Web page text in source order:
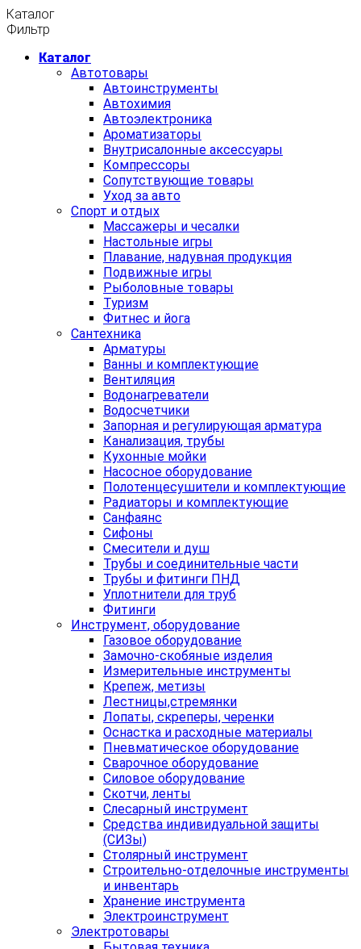
Каталог
Фильтр
Каталог
Автотовары
Автоинструменты
Автохимия
Автоэлектроника
Ароматизаторы
Внутрисалонные аксессуары
Компрессоры
Сопутствующие товары
Уход за авто
Спорт и отдых
Массажеры и чесалки
Настольные игры
Плавание, надувная продукция
Подвижные игры
Рыболовные товары
Туризм
Фитнес и йога
Сантехника
Арматуры
Ванны и комплектующие
Вентиляция
Водонагреватели
Водосчетчики
Запорная и регулирующая арматура
Канализация, трубы
Кухонные мойки
Насосное оборудование
Полотенцесушители и комплектующие
Радиаторы и комплектующие
Санфаянс
Сифоны
Смесители и душ
Трубы и соединительные части
Трубы и фитинги ПНД
Уплотнители для труб
Фитинги
Инструмент, оборудование
Газовое оборудование
Замочно-скобяные изделия
Измерительные инструменты
Крепеж, метизы
Лестницы,стремянки
Лопаты, скреперы, черенки
Оснастка и расходные материалы
Пневматическое оборудование
Сварочное оборудование
Силовое оборудование
Скотчи, ленты
Слесарный инструмент
Средства индивидуальной защиты
(СИЗы)
Столярный инструмент
Строительно-отделочные инструменты
и инвентарь
Хранение инструмента
Электроинструмент
Электротовары